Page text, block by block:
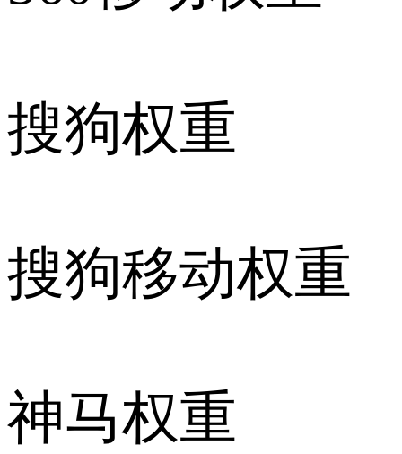
搜狗权重
搜狗移动权重
神马权重